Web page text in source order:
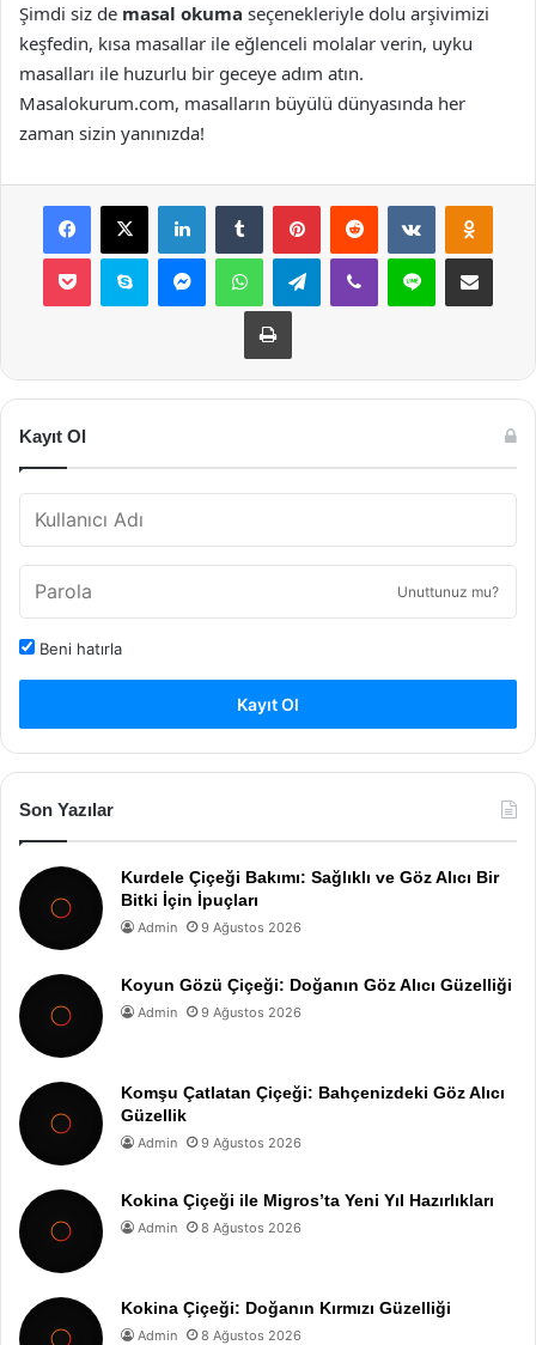
Şimdi siz de masal okuma seçenekleriyle dolu arşivimizi
keşfedin, kısa masallar ile eğlenceli molalar verin, uyku
masalları ile huzurlu bir geceye adım atın.
Masalokurum.com, masalların büyülü dünyasında her
zaman sizin yanınızda!
Facebook
X LinkedInTumblr PinterestReddit VKontakte
Pocket Skype MessengerWhatsAppTelegramViber Line E-Posta ile
Yazdır
Kayıt Ol
Unuttunuz mu?
Beni hatırla
Kayıt Ol
Son Yazılar
Kurdele Çiçeği Bakımı: Sağlıklı ve Göz Alıcı Bir
Bitki İçin İpuçları
Admin 9 Ağustos 2026
Koyun Gözü Çiçeği: Doğanın Göz Alıcı Güzelliği
Admin 9 Ağustos 2026
Komşu Çatlatan Çiçeği: Bahçenizdeki Göz Alıcı
Güzellik
Admin 9 Ağustos 2026
Kokina Çiçeği ile Migros’ta Yeni Yıl Hazırlıkları
Admin 8 Ağustos 2026
Kokina Çiçeği: Doğanın Kırmızı Güzelliği
Admin 8 Ağustos 2026